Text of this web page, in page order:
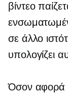
βίντεο
σε άλλο
υπολογίζει
Όσον αφορά